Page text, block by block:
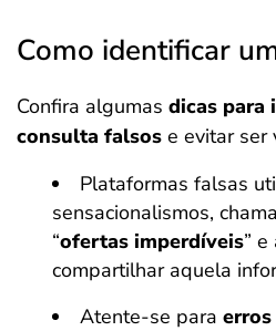
Como identificar
Confira algumas dicas para
consulta falsos e evitar ser
Plataformas falsas
sensacionalismos,
“ofertas imperdíveis”
compartilhar aquela
Atente-se para